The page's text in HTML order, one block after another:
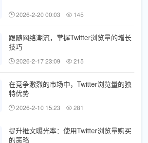
2026-2-20 00:03 145
跟随网络潮流，掌握Twitter浏览量的增长
技巧
2026-2-17 23:09 215
在竞争激烈的市场中，Twitter浏览量的独
特优势
2026-2-10 15:23 281
提升推文曝光率：使用Twitter浏览量购买
的策略